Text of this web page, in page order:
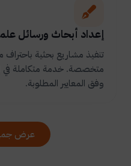
إعداد أبحاث ورسائل
تنفيذ مشاريع بحثية
متخصصة. خدمة متكاملة في
وفق المعايير المطلوبة.
عرض